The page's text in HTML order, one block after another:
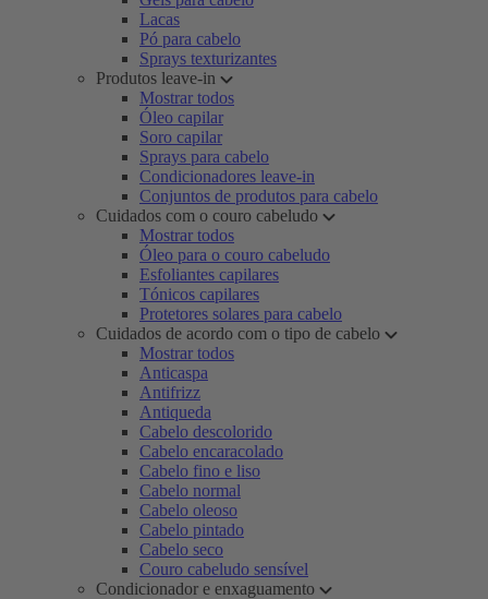
Lacas
Pó para cabelo
Sprays texturizantes
Produtos leave-in
Mostrar todos
Óleo capilar
Soro capilar
Sprays para cabelo
Condicionadores leave-in
Conjuntos de produtos para cabelo
Cuidados com o couro cabeludo
Mostrar todos
Óleo para o couro cabeludo
Esfoliantes capilares
Tónicos capilares
Protetores solares para cabelo
Cuidados de acordo com o tipo de cabelo
Mostrar todos
Anticaspa
Antifrizz
Antiqueda
Cabelo descolorido
Cabelo encaracolado
Cabelo fino e liso
Cabelo normal
Cabelo oleoso
Cabelo pintado
Cabelo seco
Couro cabeludo sensível
Condicionador e enxaguamento